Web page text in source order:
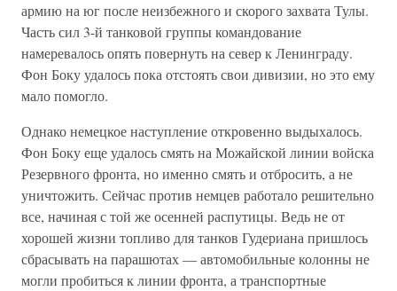
армию на юг после неизбежного и скорого захвата Тулы.
Часть сил 3-й танковой группы командование
намеревалось опять повернуть на север к Ленинграду.
Фон Боку удалось пока отстоять свои дивизии, но это ему
мало помогло.
Однако немецкое наступление откровенно выдыхалось.
Фон Боку еще удалось смять на Можайской линии войска
Резервного фронта, но именно смять и отбросить, а не
уничтожить. Сейчас против немцев работало решительно
все, начиная с той же осенней распутицы. Ведь не от
хорошей жизни топливо для танков Гудериана пришлось
сбрасывать на парашютах — автомобильные колонны не
могли пробиться к линии фронта, а транспортные